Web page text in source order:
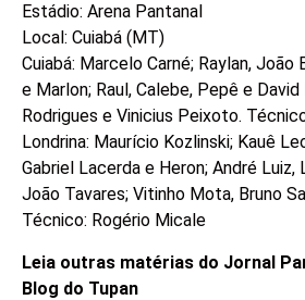
Estádio: Arena Pantanal
Local: Cuiabá (MT)
Cuiabá: Marcelo Carné; Raylan, João
e Marlon; Raul, Calebe, Pepê e
Rodrigues e Vinicius Peixoto.
Londrina: Maurício Kozlinski; Kauê
Gabriel Lacerda e Heron; André Luiz,
João Tavares; Vitinho Mota, Bruno
Técnico: Rogério Micale
Leia outras matérias do Jornal
Blog do Tupan